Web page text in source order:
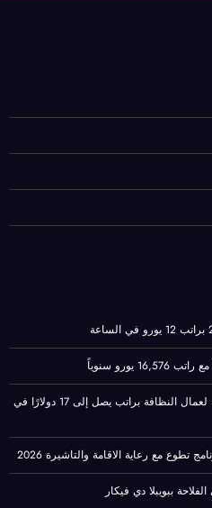
العمل في كندا 2026: فرصة ذهبية لعمال النظافة براتب يصل إلى 17 دولارًا في
مع رعاية الاقامة والتاشيرة 2026
ببويبلا دي فيكار